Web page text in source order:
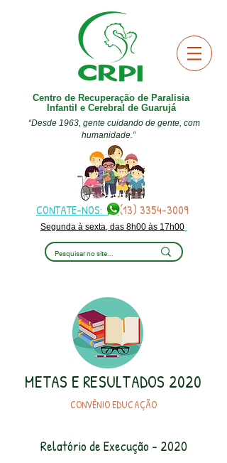
Centro de Recuperação de Paralisia
Infantil e Cerebral de Guarujá
“Desde 1963, gente cuidando de gente, com
humanidade.”
CONTATE-NOS:(13) 3354-3009
Segunda à sexta, das 8h00 às 17h00
METAS E RESULTADOS 2020
CONVÊNIO EDUCAÇÃO
Relatório de Execução - 2020